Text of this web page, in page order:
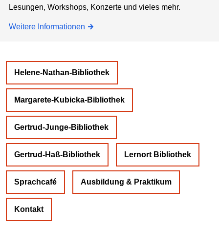
Lesungen, Workshops, Konzerte und vieles mehr.
Weitere Informationen
Helene-Nathan-Bibliothek
Margarete-Kubicka-Bibliothek
Gertrud-Junge-Bibliothek
Gertrud-Haß-Bibliothek Lernort Bibliothek
Sprachcafé Ausbildung & Praktikum
Kontakt